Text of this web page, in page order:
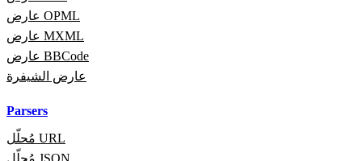
عارض OPML
عارض MXML
عارض BBCode
عارض الشيفرة
Parsers
مُحلّل URL
مُحلّل JSON